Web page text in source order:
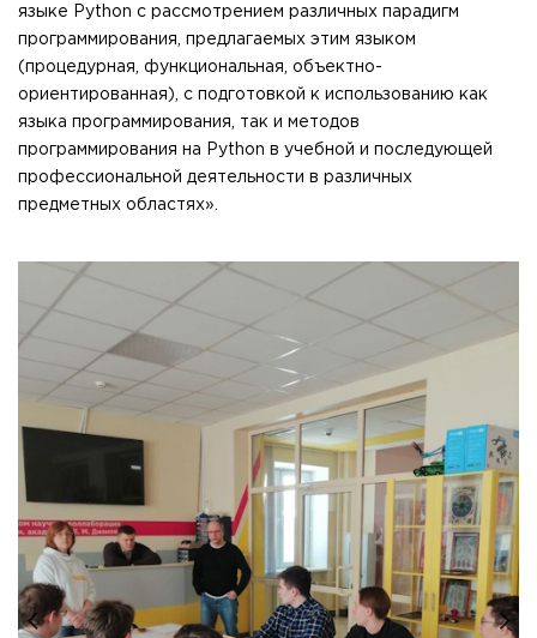
языке Python с рассмотрением различных парадигм
программирования, предлагаемых этим языком
(процедурная, функциональная, объектно-
ориентированная), с подготовкой к использованию как
языка программирования, так и методов
программирования на Python в учебной и последующей
профессиональной деятельности в различных
предметных областях».